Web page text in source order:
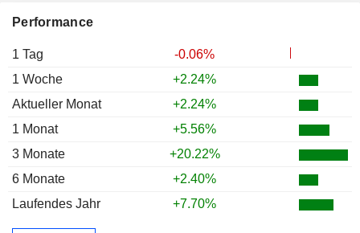
Performance
1 Tag
-0.06%
1 Woche
+2.24%
Aktueller Monat
+2.24%
1 Monat
+5.56%
3 Monate
+20.22%
6 Monate
+2.40%
Laufendes Jahr
+7.70%